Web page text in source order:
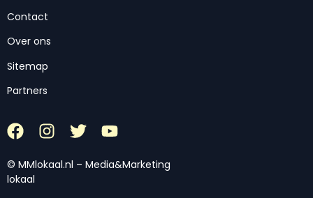
Contact
Over ons
Sitemap
Partners
© MMlokaal.nl – Media&Marketing
lokaal